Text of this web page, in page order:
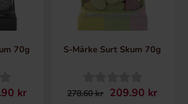
70g
kr
S-Märke Surt Skum 70g
278.60 kr 209.90 kr